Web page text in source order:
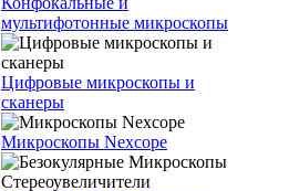
мультифотонные микроскопы
Цифровые микроскопы и
сканеры
Микроскопы Nexcope